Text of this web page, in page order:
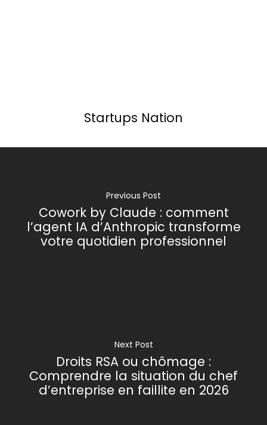
Startups Nation
Previous Post
Cowork by Claude : comment
l’agent IA d’Anthropic transforme
votre quotidien professionnel
Next Post
Droits RSA ou chômage :
Comprendre la situation du chef
d’entreprise en faillite en 2026